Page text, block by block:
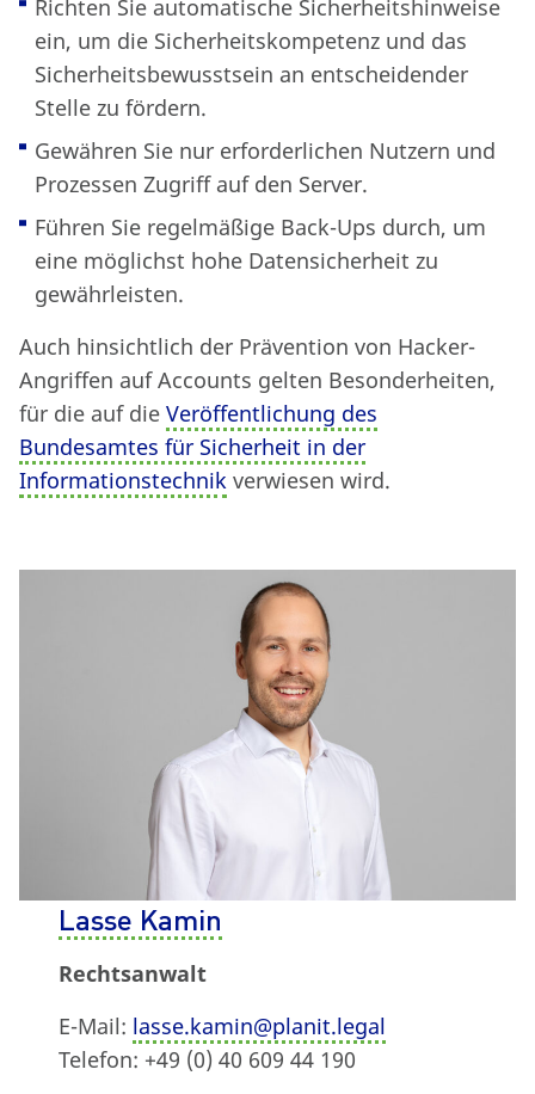
Richten Sie automatische Sicherheitshinweise
ein, um die Sicherheitskompetenz und das
Sicherheitsbewusstsein an entscheidender
Stelle zu fördern.
Gewähren Sie nur erforderlichen Nutzern und
Prozessen Zugriff auf den Server.
Führen Sie regelmäßige Back-Ups durch, um
eine möglichst hohe Datensicherheit zu
gewährleisten.
Auch hinsichtlich der Prävention von Hacker-
Angriffen auf Accounts gelten Besonderheiten,
für die auf die Veröffentlichung des
Bundesamtes für Sicherheit in der
Informationstechnik verwiesen wird.
Lasse Kamin
Rechtsanwalt
E-Mail: lasse.kamin@planit.legal
Telefon: +49 (0) 40 609 44 190